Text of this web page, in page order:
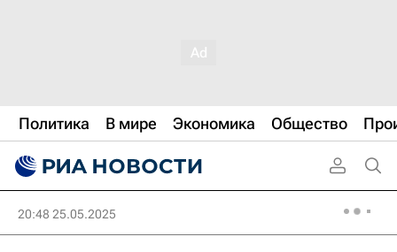
Политика В мире Экономика Общество
20:48 25.05.2025